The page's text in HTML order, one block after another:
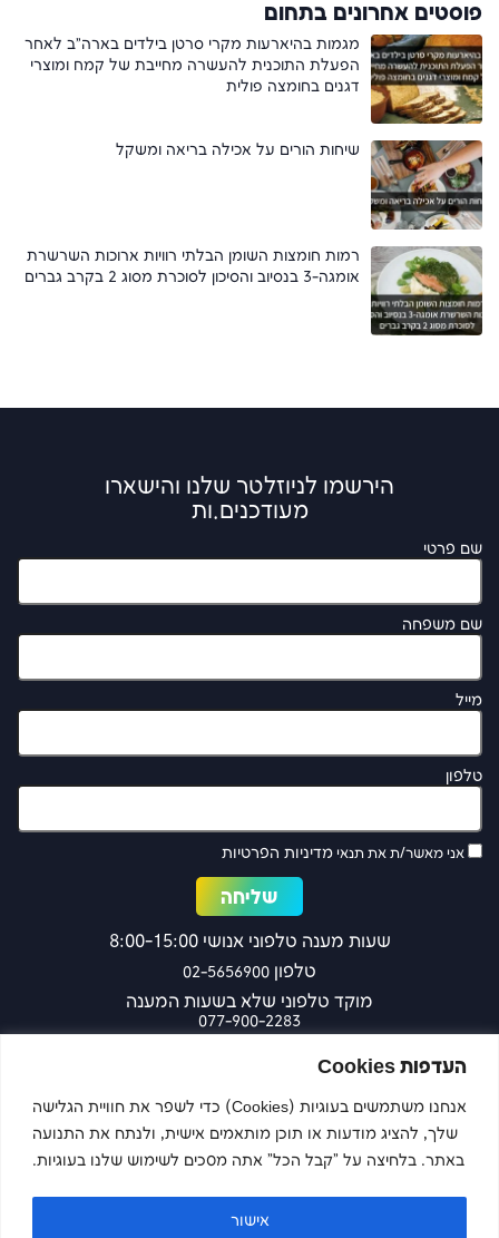
העדפות Cookies
אנחנו משתמשים בעוגיות (Cookies) כדי לשפר את חוויית הגלישה
שלך, להציג מודעות או תוכן מותאמים אישית, ולנתח את התנועה
באתר. בלחיצה על "קבל הכל" אתה מסכים לשימוש שלנו בעוגיות.
אישור
פוסטים אחרונים בתחום
מגמות בהיארעות מקרי סרטן בילדים בארה"ב לאחר
הפעלת התוכנית להעשרה מחייבת של קמח ומוצרי
דגנים בחומצה פולית
שיחות הורים על אכילה בריאה ומשקל
רמות חומצות השומן הבלתי רוויות ארוכות השרשרת
אומגה-3 בנסיוב והסיכון לסוכרת מסוג 2 בקרב גברים
הירשמו לניוזלטר שלנו והישארו
מעודכנים.ות
שם פרטי
שם משפחה
מייל
טלפון
אני מאשר/ת את תנאי מדיניות הפרטיות
שעות מענה טלפוני אנושי 8:00-15:00
טלפון 02-5656900
מוקד טלפוני שלא בשעות המענה
077-900-2283
צרו קשר